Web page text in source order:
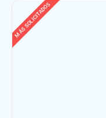
MÁS SOLICITADOS